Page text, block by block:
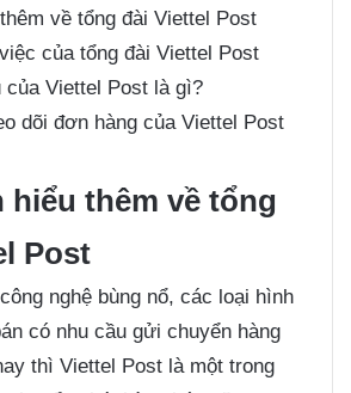
về tổng đài Viettel Post
của tổng đài Viettel Post
của Viettel Post là gì?
dõi đơn hàng của Viettel Post
hiểu thêm về tổng
Post
nghệ bùng nổ, các loại hình
có nhu cầu gửi chuyển hàng
thì Viettel Post là một trong